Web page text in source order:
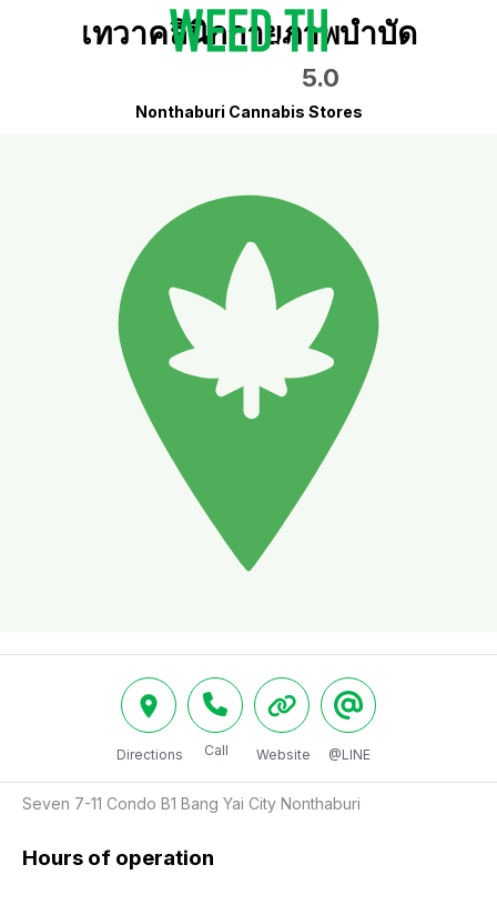
เทวาคลินิกกายภาพบำบัด
5.0
Nonthaburi Cannabis Stores
Directions Call Website @LINE
Seven 7-11 Condo B1 Bang Yai City Nonthaburi
Hours of operation